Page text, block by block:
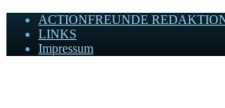
ACTIONFREUNDE
LINKS
Impressum